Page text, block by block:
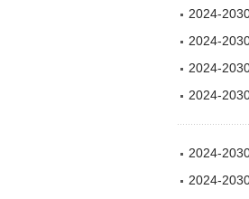
2024-
2024-
2024-
2024-
2024-
2024-